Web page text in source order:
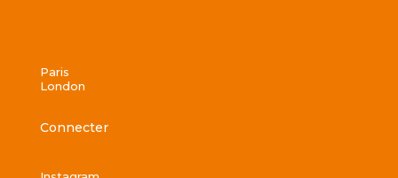
Paris
London
Connecter